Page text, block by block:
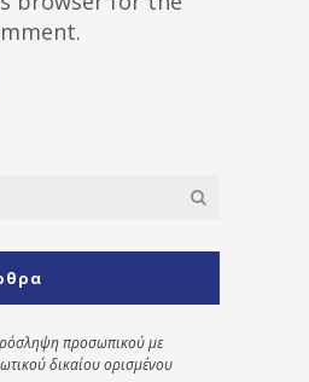
προσωπικού με
δικαίου ορισμένου